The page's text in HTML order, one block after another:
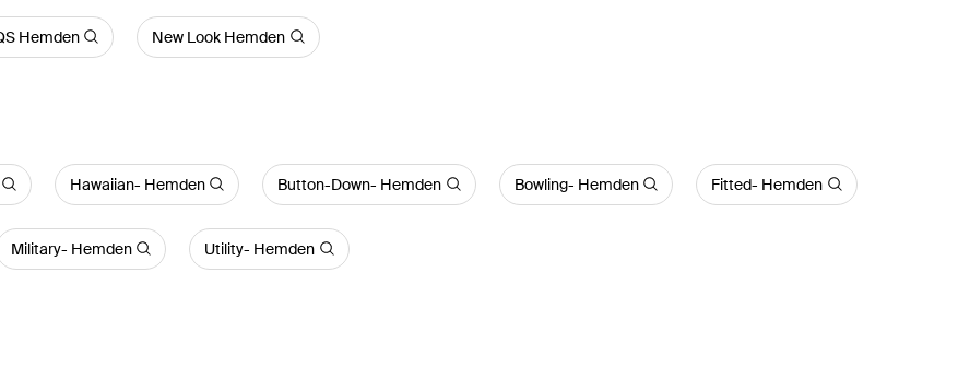
Hemden New Look Hemden
Hawaiian- Hemden Button-Down- Hemden Bowling- Hemden Fitted- Hemden
Military- Hemden Utility- Hemden